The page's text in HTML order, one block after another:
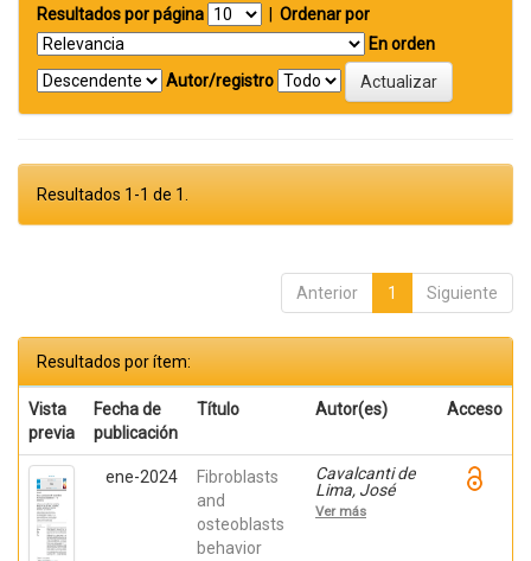
Resultados por página
Ordenar por
En orden
Autor/registro
Resultados 1-1 de 1.
Anterior 1 Siguiente
Resultados por ítem:
Vista
previa
Fecha de
publicación
Título Autor(es) Acceso
ene-2024
Fibroblasts
and
osteoblasts
behavior
Cavalcanti de
Lima, José
Henrique;
Robbs ,
Ver más